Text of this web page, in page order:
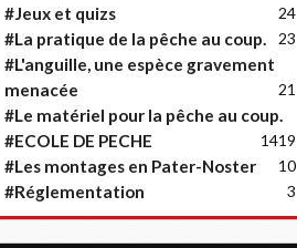
#Jeux et quizs 24
#La pratique de la pêche au coup. 23
#L'anguille, une espèce gravement
menacée
21
#Le matériel pour la pêche au coup.
19
#ECOLE DE PECHE 14
#Les montages en Pater-Noster 10
#Réglementation 3